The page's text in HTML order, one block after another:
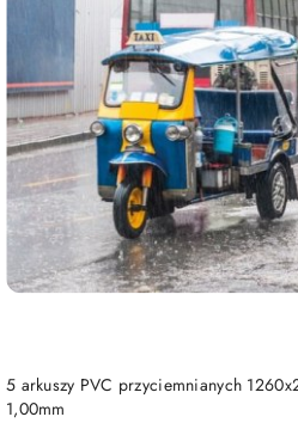
5 arkuszy PVC przyciemnianych
1,00mm
DO KOSZYKA